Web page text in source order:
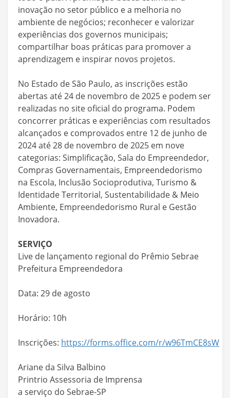
inovação no setor público e a melhoria no
ambiente de negócios; reconhecer e valorizar
experiências dos governos municipais;
compartilhar boas práticas para promover a
aprendizagem e inspirar novos projetos.
No Estado de São Paulo, as inscrições estão
abertas até 24 de novembro de 2025 e podem ser
realizadas no site oficial do programa. Podem
concorrer práticas e experiências com resultados
alcançados e comprovados entre 12 de junho de
2024 até 28 de novembro de 2025 em nove
categorias: Simplificação, Sala do Empreendedor,
Compras Governamentais, Empreendedorismo
na Escola, Inclusão Socioprodutiva, Turismo &
Identidade Territorial, Sustentabilidade & Meio
Ambiente, Empreendedorismo Rural e Gestão
Inovadora.
SERVIÇO
Live de lançamento regional do Prêmio Sebrae
Prefeitura Empreendedora
Data: 29 de agosto
Horário: 10h
Inscrições: https://forms.office.com/r/w96TmCE8sW
Ariane da Silva Balbino
Printrio Assessoria de Imprensa
a serviço do Sebrae-SP